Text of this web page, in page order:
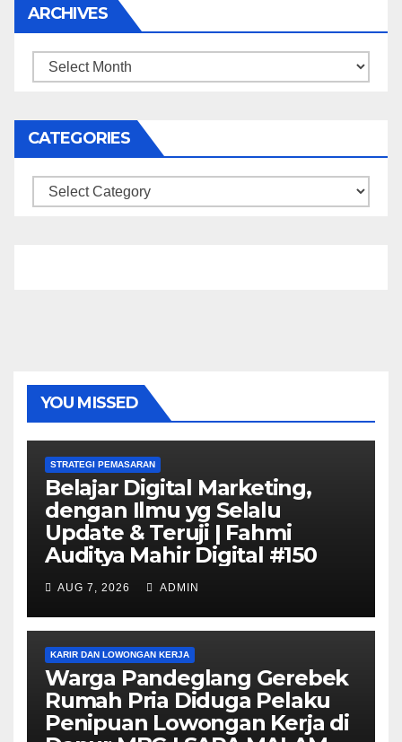
ARCHIVES
Archives
CATEGORIES
Categories
YOU MISSED
STRATEGI PEMASARAN
Belajar Digital Marketing,
dengan Ilmu yg Selalu
Update & Teruji | Fahmi
Auditya Mahir Digital #150
AUG 7, 2026 ADMIN
KARIR DAN LOWONGAN KERJA
Warga Pandeglang Gerebek
Rumah Pria Diduga Pelaku
Penipuan Lowongan Kerja di